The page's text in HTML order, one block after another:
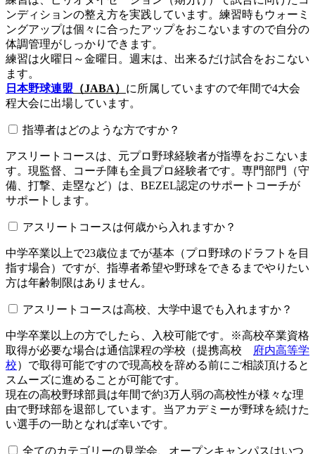
ンディションの整え方を実践しています。練習時もウォーミ
ングアップは個々に合ったアップをおこないますので自分の
体調管理がしっかりできます。
練習は火曜日～金曜日。週末は、出来るだけ試合をおこない
ます。
日本野球連盟 （JABA） に所属していますので年間で4大会
程大会に出場しています。
指導者はどのような方ですか？
アスリートコースは、元プロ野球経験者が指導をおこないま
す。現監督、コーチ陣も全員プロ経験者です。専門部門（守
備、打撃、走塁など）は、BEZEL認定のサポートコーチが
サポートします。
アスリートコースは何歳から入れますか？
中学卒業以上で23歳位までが基本（プロ野球のドラフトを目
指す場合）ですが、指導者希望や野球をできるまでやりたい
方は年齢制限はありません。
アスリートコースは高校、大学中退でも入れますか？
中学卒業以上の方でしたら、入校可能です。※高校卒業資格
取得が必要な場合は通信課程の学校（提携高校
府内高等学
校）で取得可能ですので現高校を辞める前にご相談頂けると
スムーズに進めることが可能です。
現在の高校野球部員は年間で約3万人弱の高校性が様々な理
由で野球部を退部しています。当アカデミーが野球を続けた
い選手の一助となれば幸いです。
全てのカテゴリーの見学会、オープンキャンパスはいつ